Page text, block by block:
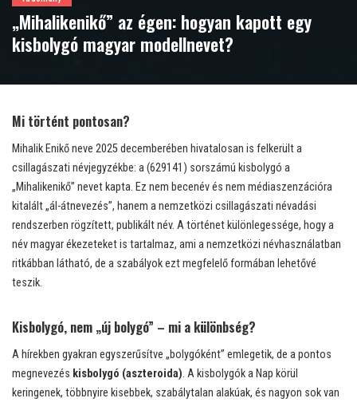
„Mihalikenikő” az égen: hogyan kapott egy
kisbolygó magyar modellnevet?
Mi történt pontosan?
Mihalik Enikő neve 2025 decemberében hivatalosan is felkerült a
csillagászati névjegyzékbe: a (629141) sorszámú kisbolygó a
„Mihalikenikő” nevet kapta. Ez nem becenév és nem médiaszenzációra
kitalált „ál-átnevezés”, hanem a nemzetközi csillagászati névadási
rendszerben rögzített, publikált név. A történet különlegessége, hogy a
név magyar ékezeteket is tartalmaz, ami a nemzetközi névhasználatban
ritkábban látható, de a szabályok ezt megfelelő formában lehetővé
teszik.
Kisbolygó, nem „új bolygó” – mi a különbség?
A hírekben gyakran egyszerűsítve „bolygóként” emlegetik, de a pontos
megnevezés kisbolygó (aszteroida). A kisbolygók a Nap körül
keringenek, többnyire kisebbek, szabálytalan alakúak, és nagyon sok van